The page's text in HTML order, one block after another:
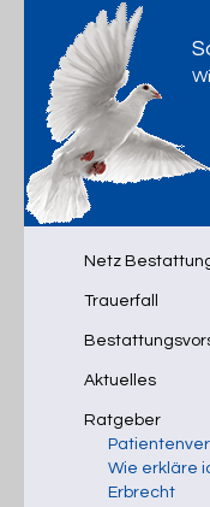
Netz
Trauerfall
Aktuelles
Ratgeber
Wie erkläre
Erbrecht